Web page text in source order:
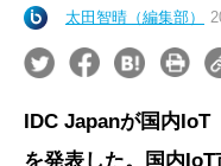
太田智晴（編集部）
IDC Japanが国内
を発表した。国内